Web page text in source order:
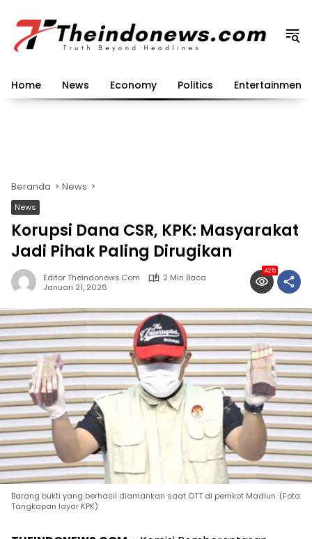
konten
Home News Economy Politics Entertainment
Beranda News
News
Korupsi Dana CSR, KPK: Masyarakat
Jadi Pihak Paling Dirugikan
Editor Theindonews.com
2 Min Baca
Januari 21, 2026
425
Barang bukti yang berhasil diamankan saat OTT di pemkot Madiun. (Foto:
Tangkapan layar KPK)